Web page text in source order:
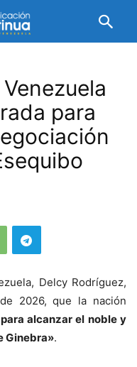
para
Delcy Rodríguez,
2026, que la nación
alcanzar el noble y
Ginebra».